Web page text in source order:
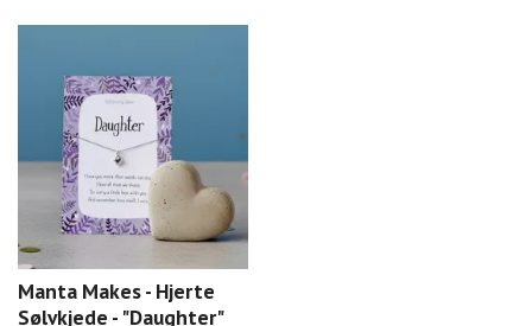
Manta Makes - Hjerte
Sølvkjede - "Daughter"